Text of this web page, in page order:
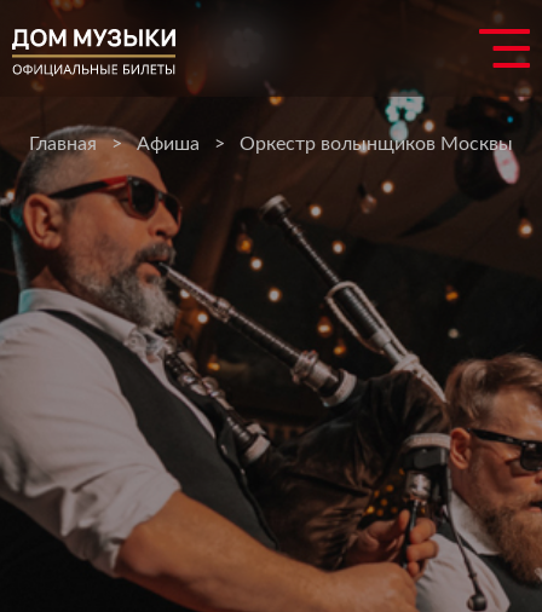
Главная > Афиша > Оркестр волынщиков Москвы